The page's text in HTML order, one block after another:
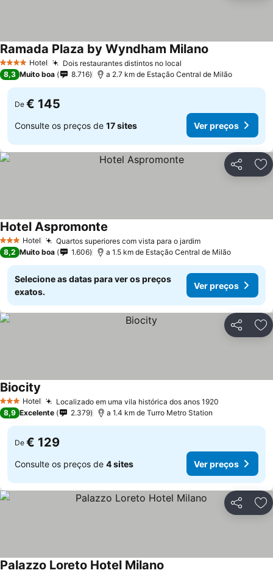
4 EstrelasHotel Dois restaurantes distintos no local
Ramada Plaza by Wyndham Milano
8,3 Muito boa 8.716 a 2.7 km de Estação Central de Milão
De € 145
Consulte os preços de 17 sites Ver preços
Partilhar
3 EstrelasHotel Quartos superiores com vista para o jardim
Hotel Aspromonte
8,2 Muito boa 1.606 a 1.5 km de Estação Central de Milão
Selecione as datas para ver os preços
exatos.
Ver preços
Partilhar
3 EstrelasHotel Localizado em uma vila histórica dos anos 1920
Biocity
8,9 Excelente 2.379 a 1.4 km de Turro Metro Station
De € 129
Consulte os preços de 4 sites Ver preços
Partilhar
Palazzo Loreto Hotel Milano